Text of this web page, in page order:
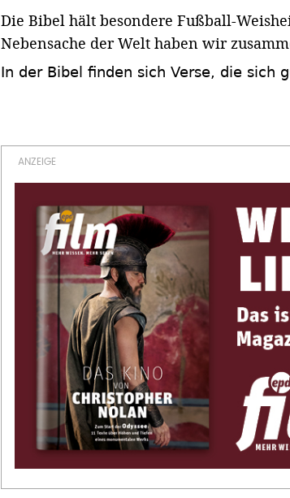
Die Bibel hält besondere Fußball-
Nebensache der Welt haben wir
In der Bibel finden sich Verse, die sich